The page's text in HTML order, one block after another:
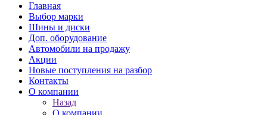
Главная
Выбор марки
Шины и диски
Доп. оборудование
Автомобили на продажу
Акции
Новые поступления на разбор
Контакты
О компании
Назад
О компании